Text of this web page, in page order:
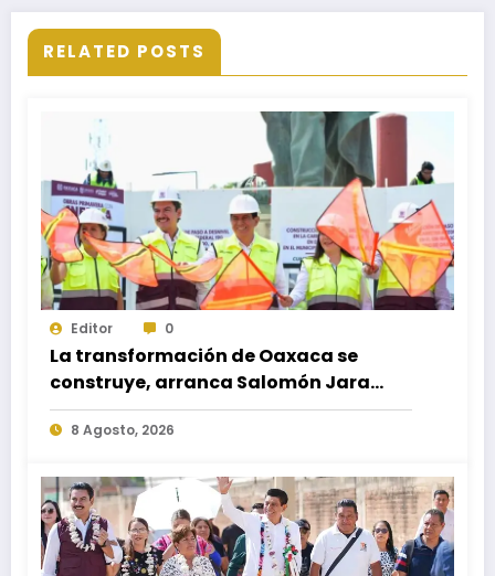
RELATED POSTS
Editor 0
La transformación de Oaxaca se
construye, arranca Salomón Jara
obra del paso a desnivel en la
carretera federal 190 kilómetro 184 +
8 Agosto, 2026